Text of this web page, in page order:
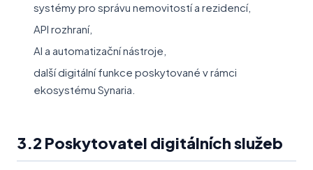
systémy pro správu nemovitostí a rezidencí,
API rozhraní,
AI a automatizační nástroje,
další digitální funkce poskytované v rámci
ekosystému Synaria.
3.2 Poskytovatel digitálních služeb